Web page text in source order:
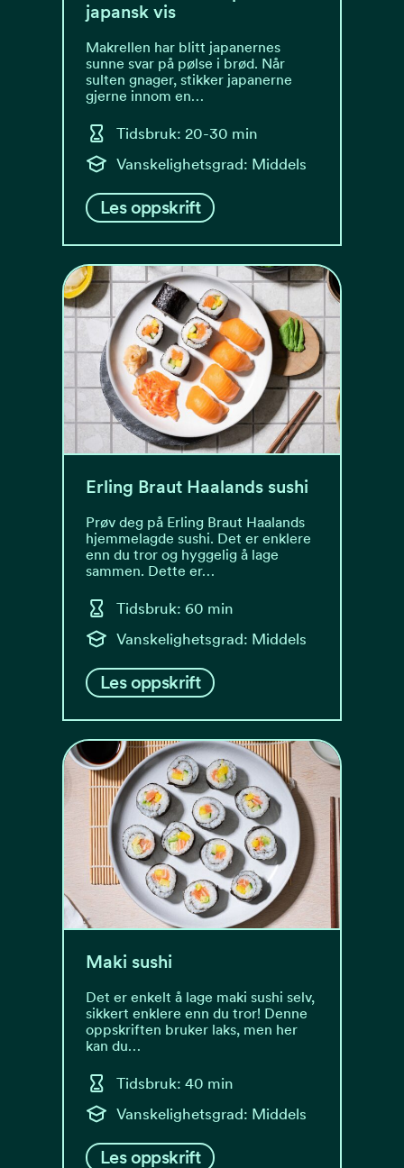
japansk vis
Makrellen har blitt japanernes
sunne svar på pølse i brød. Når
sulten gnager, stikker japanerne
gjerne innom en…
Tidsbruk: 20-30 min
Vanskelighetsgrad: Middels
Les oppskrift
Erling Braut Haalands sushi
Prøv deg på Erling Braut Haalands
hjemmelagde sushi. Det er enklere
enn du tror og hyggelig å lage
sammen. Dette er…
Tidsbruk: 60 min
Vanskelighetsgrad: Middels
Les oppskrift
Maki sushi
Det er enkelt å lage maki sushi selv,
sikkert enklere enn du tror! Denne
oppskriften bruker laks, men her
kan du…
Tidsbruk: 40 min
Vanskelighetsgrad: Middels
Les oppskrift